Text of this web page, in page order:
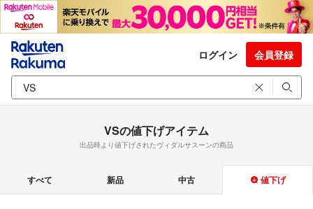
ログイン 会員登録
VSの値下げアイテム
出品時より値下げされたヴィダルサスーンの商品
すべて 新品 中古 値下げ